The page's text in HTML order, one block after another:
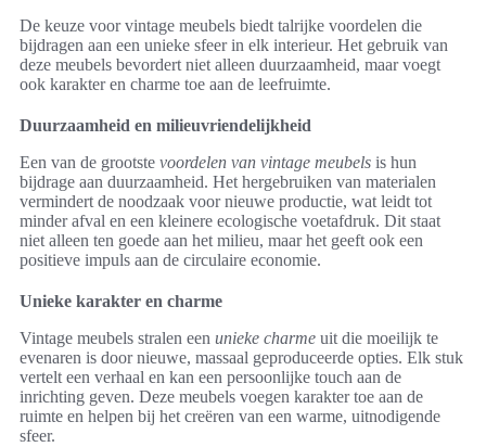
De keuze voor vintage meubels biedt talrijke voordelen die
bijdragen aan een unieke sfeer in elk interieur. Het gebruik van
deze meubels bevordert niet alleen duurzaamheid, maar voegt
ook karakter en charme toe aan de leefruimte.
Duurzaamheid en milieuvriendelijkheid
Een van de grootste voordelen van vintage meubels is hun
bijdrage aan duurzaamheid. Het hergebruiken van materialen
vermindert de noodzaak voor nieuwe productie, wat leidt tot
minder afval en een kleinere ecologische voetafdruk. Dit staat
niet alleen ten goede aan het milieu, maar het geeft ook een
positieve impuls aan de circulaire economie.
Unieke karakter en charme
Vintage meubels stralen een unieke charme uit die moeilijk te
evenaren is door nieuwe, massaal geproduceerde opties. Elk stuk
vertelt een verhaal en kan een persoonlijke touch aan de
inrichting geven. Deze meubels voegen karakter toe aan de
ruimte en helpen bij het creëren van een warme, uitnodigende
sfeer.